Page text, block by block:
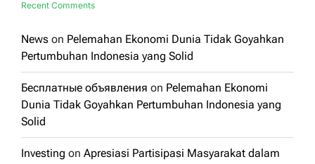
Recent Comments
News on Pelemahan Ekonomi Dunia Tidak Goyahkan
Pertumbuhan Indonesia yang Solid
Бесплатные объявления on Pelemahan Ekonomi
Dunia Tidak Goyahkan Pertumbuhan Indonesia yang
Solid
Investing on Apresiasi Partisipasi Masyarakat dalam